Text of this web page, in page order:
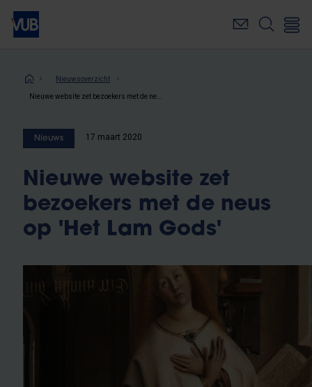
Overslaan
naar
inhoudKruimelpad
Nieuwsoverzicht
Nieuws 17 maart 2020
Nieuwe website zet
bezoekers met de neus
op 'Het Lam Gods'